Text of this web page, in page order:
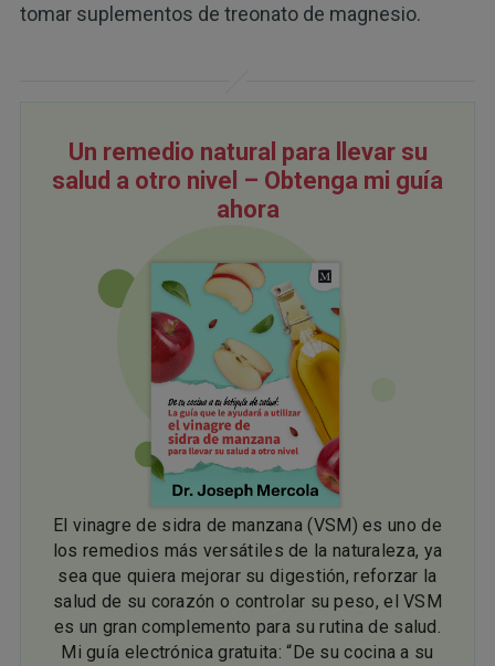
tomar suplementos de treonato de magnesio.
Un remedio natural para llevar su
salud a otro nivel – Obtenga mi guía
ahora
El vinagre de sidra de manzana (VSM) es uno de
los remedios más versátiles de la naturaleza, ya
sea que quiera mejorar su digestión, reforzar la
salud de su corazón o controlar su peso, el VSM
es un gran complemento para su rutina de salud.
Mi guía electrónica gratuita: “De su cocina a su